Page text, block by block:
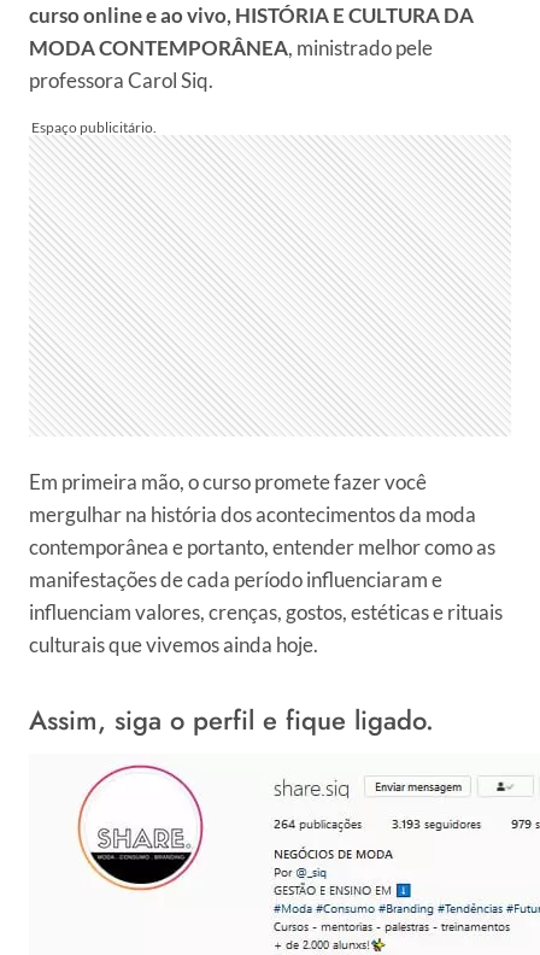
curso online e ao vivo, HISTÓRIA E CULTURA DA
MODA CONTEMPORÂNEA, ministrado pele
professora Carol Siq.
Em primeira mão, o curso promete fazer você
mergulhar na história dos acontecimentos da moda
contemporânea e portanto, entender melhor como as
manifestações de cada período influenciaram e
influenciam valores,crenças, gostos, estéticas e rituais
culturais que vivemos ainda hoje.
Assim, siga o perfil e fique ligado.